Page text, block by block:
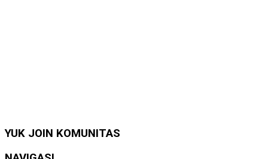
YUK JOIN KOMUNITAS